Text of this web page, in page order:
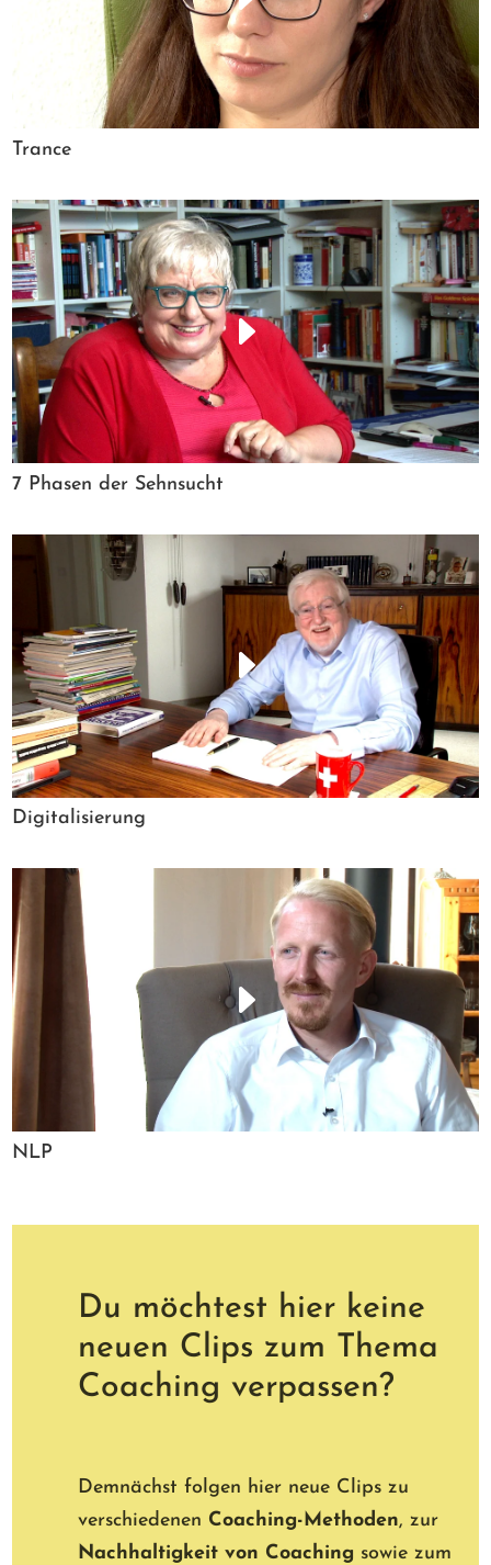
Trance
7 Phasen der Sehnsucht
Digitalisierung
NLP
Du möchtest hier keine
neuen Clips zum Thema
Coaching verpassen?
Demnächst folgen hier neue Clips zu
verschiedenen Coaching-Methoden, zur
Nachhaltigkeit von Coaching sowie zum